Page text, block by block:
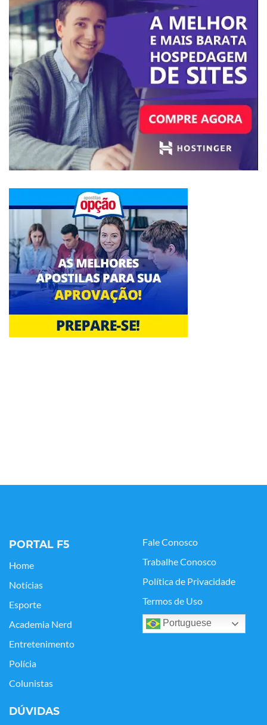
PORTAL F5
Home
Notícias
Esporte
Academia Nerd
Entretenimento
Polícia
Colunistas
Fale Conosco
Trabalhe Conosco
Política de Privacidade
Termos de Uso
Portuguese
DÚVIDAS